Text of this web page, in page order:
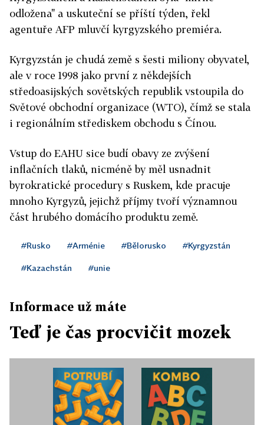
odložena" a uskuteční se příští týden, řekl
agentuře AFP mluvčí kyrgyzského premiéra.
Kyrgyzstán je chudá země s šesti miliony obyvatel,
ale v roce 1998 jako první z někdejších
středoasijských sovětských republik vstoupila do
Světové obchodní organizace (WTO), čímž se stala
i regionálním střediskem obchodu s Čínou.
Vstup do EAHU sice budí obavy ze zvýšení
inflačních tlaků, nicméně by měl usnadnit
byrokratické procedury s Ruskem, kde pracuje
mnoho Kyrgyzů, jejichž příjmy tvoří významnou
část hrubého domácího produktu země.
#Rusko #Arménie #Bělorusko #Kyrgyzstán
#Kazachstán #unie
Informace už máte
Teď je čas procvičit mozek